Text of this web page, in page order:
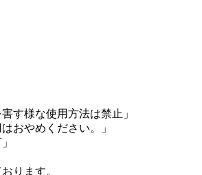
す様な使用方法は禁止」
やめください。」
ります。